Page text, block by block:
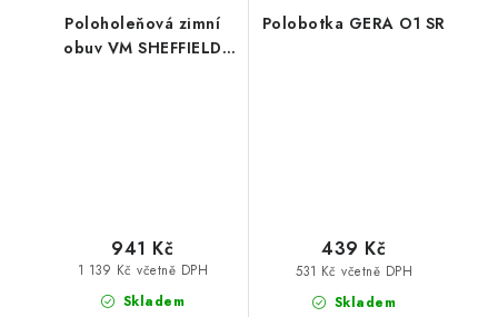
Poloholeňová zimní
obuv VM SHEFFIELD
Skladem
1 139 Kč včetně DPH
941 Kč
Polobotka GERA O1 SR
Skladem
531 Kč včetně DPH
439 Kč